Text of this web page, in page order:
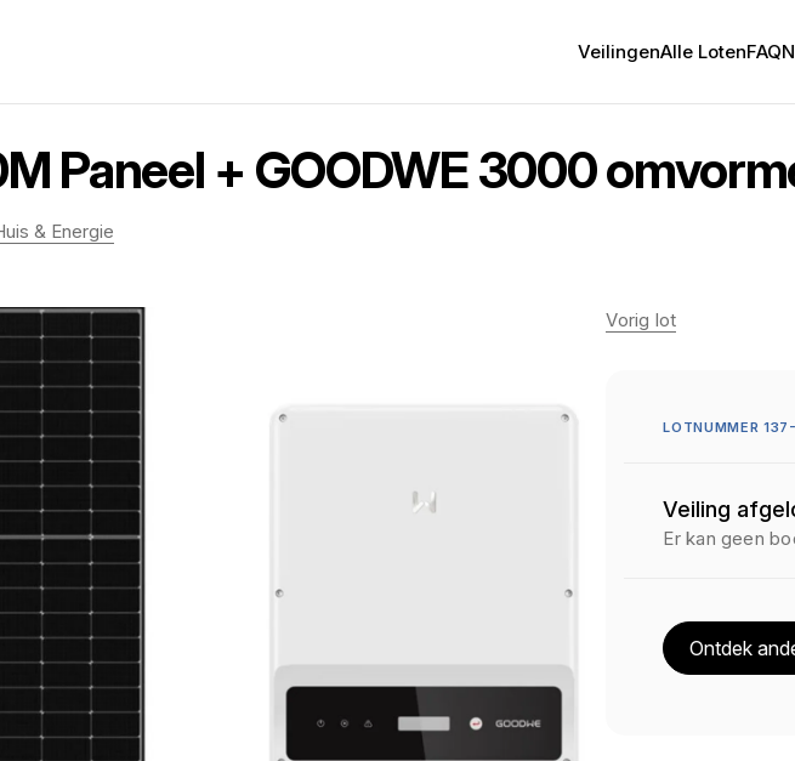
VeilingenAlle LotenFAQ
Paneel + GOODWE 3000
& Energie
Vorig lot
LOTNUMMER
Veiling
Er kan geen
Ontdek